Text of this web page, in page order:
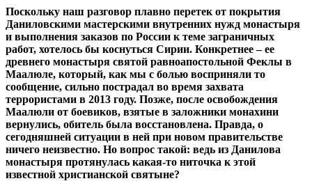
Поскольку наш разговор плавно перетек от покрытия
Даниловскими мастерскими внутренних нужд монастыря
и выполнения заказов по России к теме заграничных
работ, хотелось бы коснуться Сирии. Конкретнее – ее
древнего монастыря святой равноапостольной Феклы в
Маалюле, который, как мы с болью восприняли то
сообщение, сильно пострадал во время захвата
террористами в 2013 году. Позже, после освобождения
Маалюли от боевиков, взятые в заложники монахини
вернулись, обитель была восстановлена. Правда, о
сегодняшней ситуации в ней при новом правительстве
ничего неизвестно. Но вопрос такой: ведь из Данилова
монастыря протянулась какая-то ниточка к этой
известной христианской святыне?